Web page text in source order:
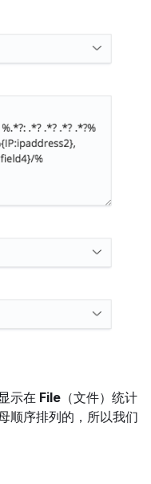
示在 File （文件）统计
顺序排列的，所以我们